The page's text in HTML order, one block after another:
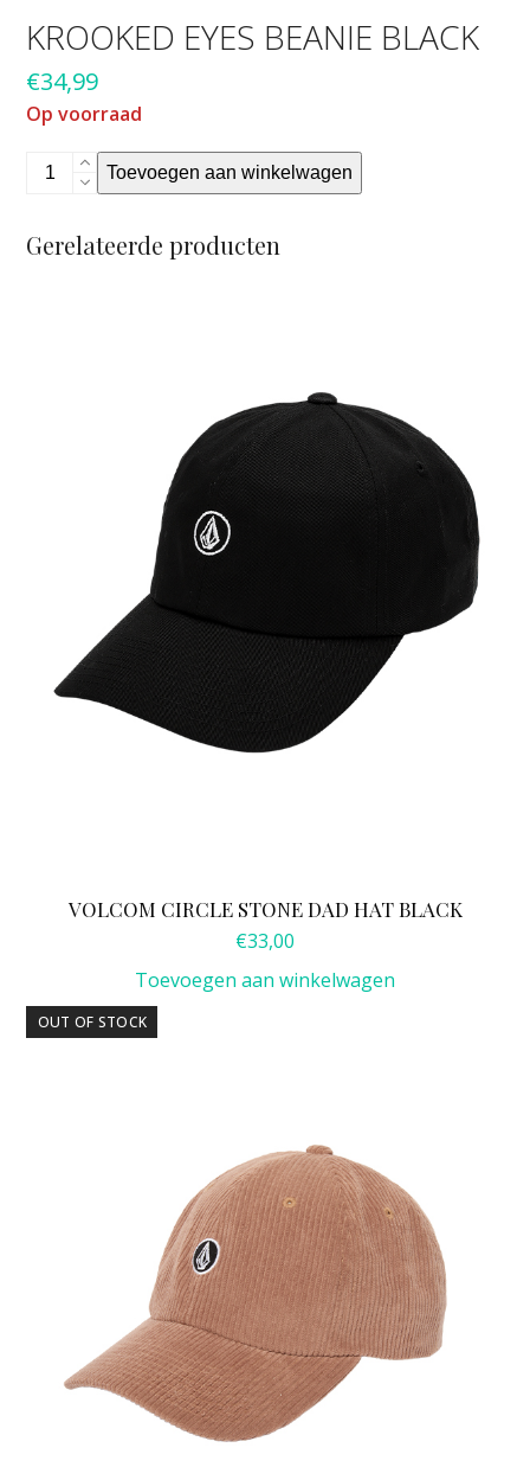
KROOKED EYES BEANIE BLACK
€34,99
Op voorraad
Krooked
black
Toevoegen aan winkelwagen
Gerelateerde producten
VOLCOM CIRCLE STONE DAD HAT BLACK
€33,00
Toevoegen aan winkelwagen
OUT OF STOCK